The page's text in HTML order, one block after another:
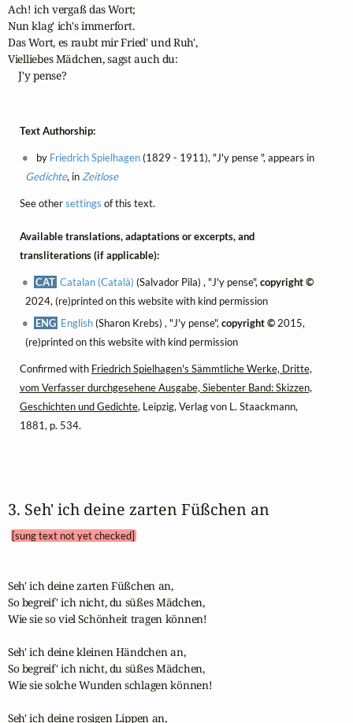
Ach! ich vergaß das Wort;
Nun klag' ich's immerfort.
Das Wort, es raubt mir Fried' und Ruh',
Vielliebes Mädchen, sagst auch du:
    J'y pense?
Text Authorship:
by Friedrich Spielhagen(1829 - 1911), "J'y pense ", appears in
Gedichte, in Zeitlose
See othersettings of this text.
Available translations, adaptations or excerpts, and
transliterations (if applicable):
CAT Catalan (Català) (Salvador Pila) , "J'y pense",copyright ©
2024, (re)printed on this website with kind permission
ENG English(Sharon Krebs) , "J'y pense",copyright ©2015,
(re)printed on this website with kind permission
Confirmed with Friedrich Spielhagen's Sämmtliche Werke, Dritte,
vom Verfasser durchgesehene Ausgabe, Siebenter Band: Skizzen,
Geschichten und Gedichte, Leipzig, Verlag von L. Staackmann,
1881, p. 534.
3. Seh' ich deine zarten Füßchen an
[sung text not yet checked]
Seh' ich deine zarten Füßchen an,
So begreif' ich nicht, du süßes Mädchen,
Wie sie so viel Schönheit tragen können!
Seh' ich deine kleinen Händchen an,
So begreif' ich nicht, du süßes Mädchen,
Wie sie solche Wunden schlagen können!
Seh' ich deine rosigen Lippen an,